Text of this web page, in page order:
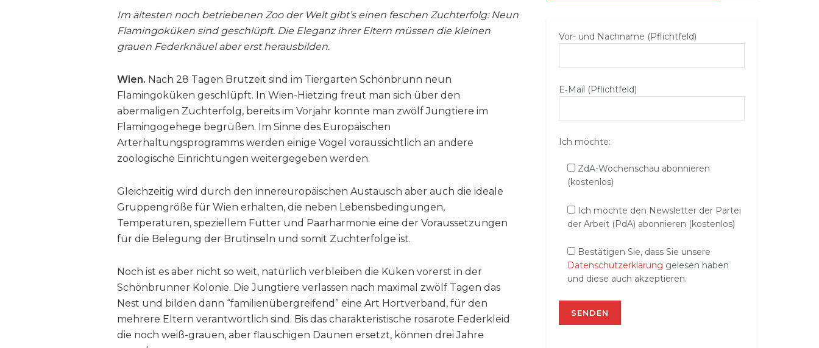
Im ältesten noch betriebenen Zoo der Welt gibt’s einen feschen Zuchterfolg: Neun
Flamingoküken sind geschlüpft. Die Eleganz ihrer Eltern müssen die kleinen
grauen Federknäuel aber erst herausbilden.
Wien. Nach 28 Tagen Brutzeit sind im Tiergarten Schönbrunn neun
Flamingoküken geschlüpft. In Wien-Hietzing freut man sich über den
abermaligen Zuchterfolg, bereits im Vorjahr konnte man zwölf Jungtiere im
Flamingogehege begrüßen. Im Sinne des Europäischen
Arterhaltungsprogramms werden einige Vögel voraussichtlich an andere
zoologische Einrichtungen weitergegeben werden.
Gleichzeitig wird durch den innereuropäischen Austausch aber auch die ideale
Gruppengröße für Wien erhalten, die neben Lebensbedingungen,
Temperaturen, speziellem Futter und Paarharmonie eine der Voraussetzungen
für die Belegung der Brutinseln und somit Zuchterfolge ist.
Noch ist es aber nicht so weit, natürlich verbleiben die Küken vorerst in der
Schönbrunner Kolonie. Die Jungtiere verlassen nach maximal zwölf Tagen das
Nest und bilden dann “familienübergreifend” eine Art Hortverband, für den
mehrere Eltern verantwortlich sind. Bis das charakteristische rosarote Federkleid
die noch weiß-grauen, aber flauschigen Daunen ersetzt, können drei Jahre
Vor- und Nachname (Pflichtfeld)
E‑Mail (Pflichtfeld)
Ich möchte:
ZdA-Wochenschau abonnieren
(kostenlos)
Ich möchte den Newsletter der Partei
der Arbeit (PdA) abonnieren (kostenlos)
Bestätigen Sie, dass Sie unsere
Datenschutzerklärung gelesen haben
und diese auch akzeptieren.